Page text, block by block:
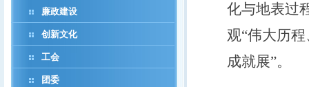
廉政建设
创新文化
工会
团委
化与地表过
观“伟大历
成就展”。